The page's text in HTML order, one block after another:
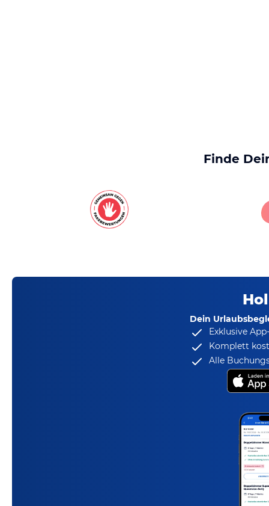
Finde
Dein
Exklusive
Komplett
Alle